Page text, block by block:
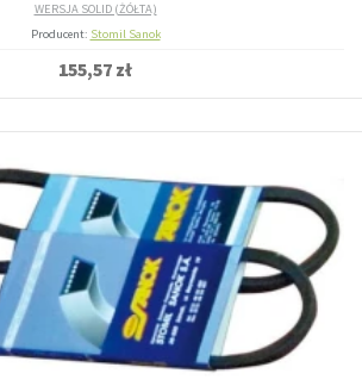
WERSJA SOLID (ŻÓŁTA)
Producent: Stomil Sanok
155,57 zł